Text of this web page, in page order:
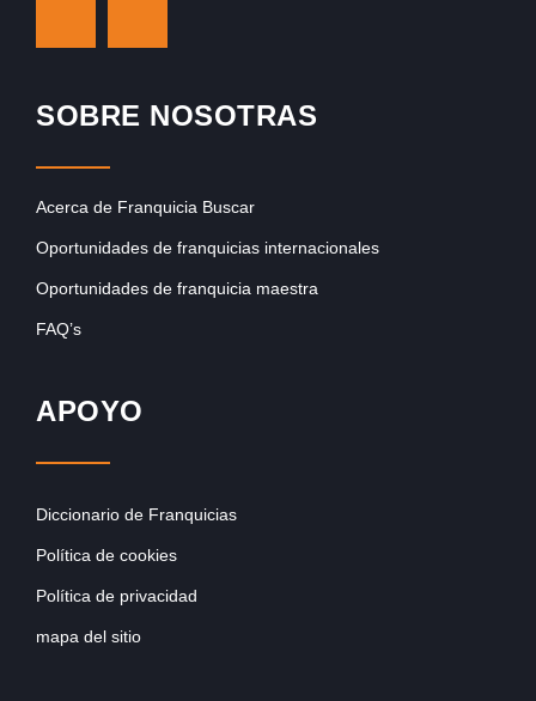
SOBRE NOSOTRAS
Acerca de Franquicia Buscar
Oportunidades de franquicias internacionales
Oportunidades de franquicia maestra
FAQ’s
APOYO
Diccionario de Franquicias
Política de cookies
Política de privacidad
mapa del sitio